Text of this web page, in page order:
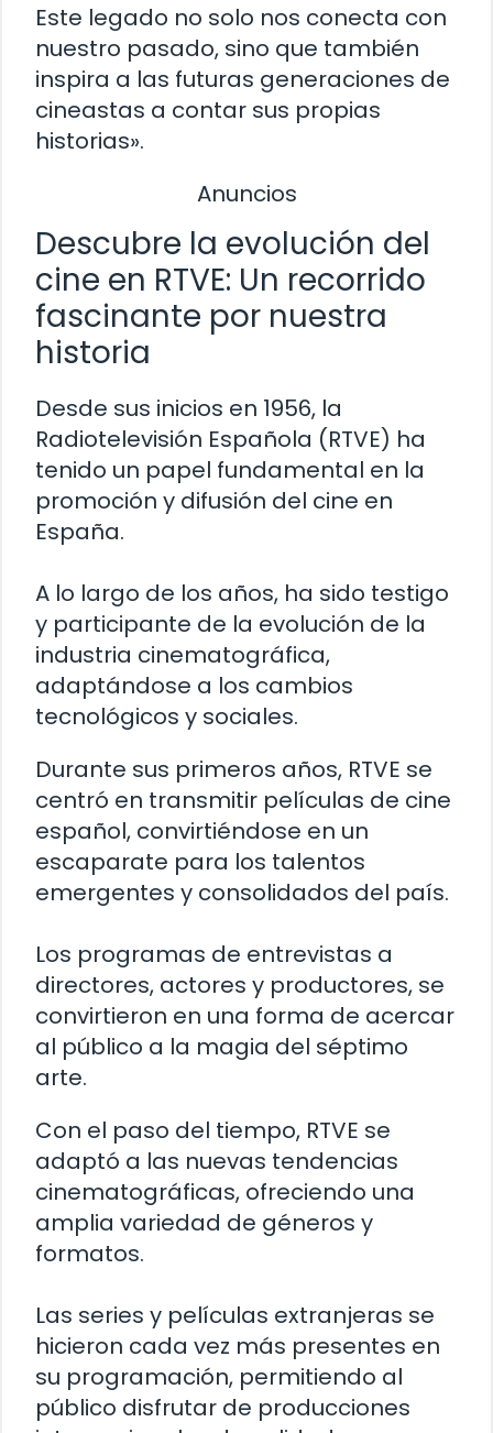
Este legado no solo nos conecta con
nuestro pasado, sino que también
inspira a las futuras generaciones de
cineastas a contar sus propias
historias».
Anuncios
Descubre la evolución del
cine en RTVE: Un recorrido
fascinante por nuestra
historia
Desde sus inicios en 1956, la
Radiotelevisión Española (RTVE) ha
tenido un papel fundamental en la
promoción y difusión del cine en
España.
A lo largo de los años, ha sido testigo
y participante de la evolución de la
industria cinematográfica,
adaptándose a los cambios
tecnológicos y sociales.
Durante sus primeros años, RTVE se
centró en transmitir películas de cine
español, convirtiéndose en un
escaparate para los talentos
emergentes y consolidados del país.
Los programas de entrevistas a
directores, actores y productores, se
convirtieron en una forma de acercar
al público a la magia del séptimo
arte.
Con el paso del tiempo, RTVE se
adaptó a las nuevas tendencias
cinematográficas, ofreciendo una
amplia variedad de géneros y
formatos.
Las series y películas extranjeras se
hicieron cada vez más presentes en
su programación, permitiendo al
público disfrutar de producciones